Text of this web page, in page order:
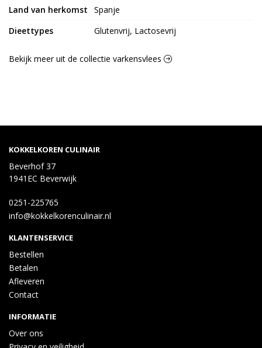
Land van herkomst
Spanje
Dieettypes
Glutenvrij, Lactosevrij
Bekijk meer uit de collectie varkensvlees
KOKKELKOREN CULINAIR
Beverhof 37
1941EC Beverwijk
0251-225765
info@kokkelkorenculinair.nl
KLANTENSERVICE
Bestellen
Betalen
Afleveren
Contact
INFORMATIE
Over ons